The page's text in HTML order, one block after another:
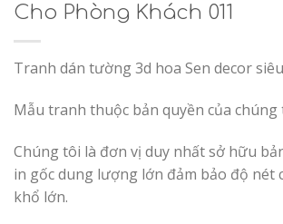
Cho Phòng Khách 011
Tranh dán tường 3d hoa Sen decor
Mẫu tranh thuộc bản quyền của chúng
Chúng tôi là đơn vị duy nhất sở hữu
in gốc dung lượng lớn đảm bảo độ nét
khổ lớn.